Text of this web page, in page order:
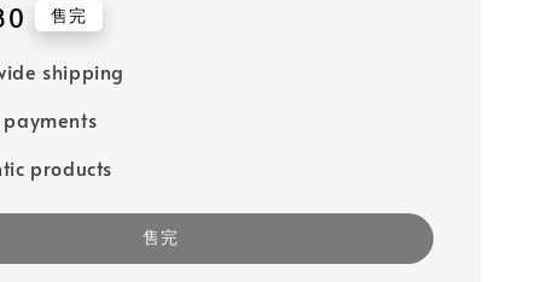
售完
shipping
payments
products
售完